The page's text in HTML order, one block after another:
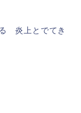
炎上とでてき